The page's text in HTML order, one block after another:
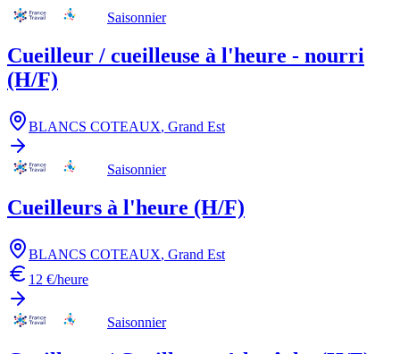
Saisonnier
Cueilleur / cueilleuse à l'heure - nourri
(H/F)
BLANCS COTEAUX, Grand Est
Saisonnier
Cueilleurs à l'heure (H/F)
BLANCS COTEAUX, Grand Est
12 €/heure
Saisonnier